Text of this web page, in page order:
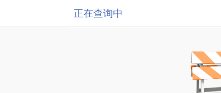
正在查询中